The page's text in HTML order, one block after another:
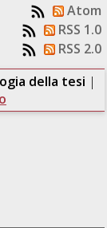
Atom
RSS 1.0
RSS 2.0
della tesi |